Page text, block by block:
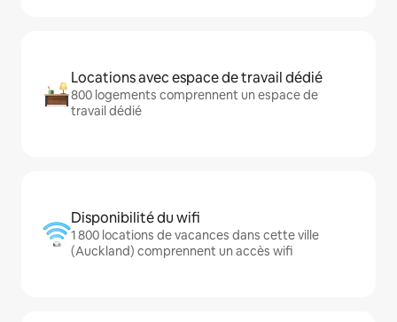
Locations avec espace de travail dédié
800 logements comprennent un espace de
travail dédié
Disponibilité du wifi
1 800 locations de vacances dans cette ville
(Auckland) comprennent un accès wifi